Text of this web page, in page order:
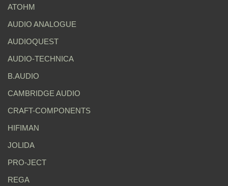
ATOHM
AUDIO ANALOGUE
AUDIOQUEST
AUDIO-TECHNICA
B.AUDIO
CAMBRIDGE AUDIO
CRAFT-COMPONENTS
HIFIMAN
JOLIDA
PRO-JECT
REGA